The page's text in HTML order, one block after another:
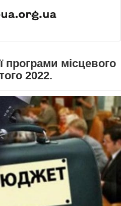
місцевого
2022.